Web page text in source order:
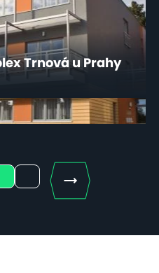
Trnová u Prahy
Next